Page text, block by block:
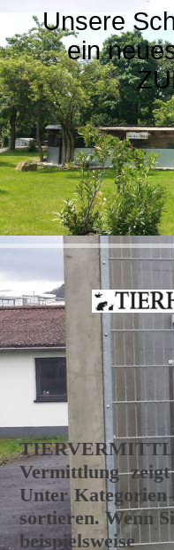
Unsere
ein
Vermittlung
Unter Kategorien
sortieren. Wenn